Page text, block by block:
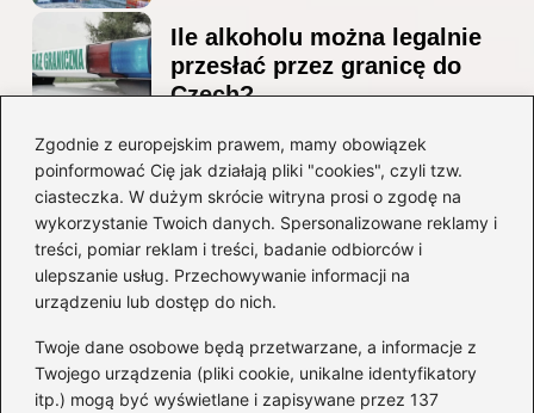
Zgodnie z europejskim prawem, mamy obowiązek
poinformować Cię jak działają pliki "cookies", czyli tzw.
ciasteczka. W dużym skrócie witryna prosi o zgodę na
wykorzystanie Twoich danych. Spersonalizowane reklamy i
treści, pomiar reklam i treści, badanie odbiorców i
ulepszanie usług. Przechowywanie informacji na
urządzeniu lub dostęp do nich.
Twoje dane osobowe będą przetwarzane, a informacje z
Twojego urządzenia (pliki cookie, unikalne identyfikatory
itp.) mogą być wyświetlane i zapisywane przez 137
Ile alkoholu można legalnie
przesłać przez granicę do
Czech?
Jak wygodnie dotrzeć z
lotniska Marco Polo do
Mestre? Poradnik krok po
kroku
Kategorie
Ciekawostki(8)
Kultura i tradycje(10)